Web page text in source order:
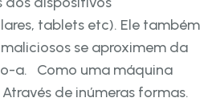
tablets etc). Ele também
se aproximem da
a. Como uma máquina
de inúmeras formas.